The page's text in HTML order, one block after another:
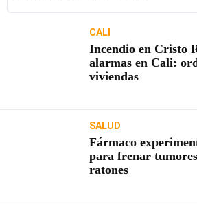
CALI
Incendio en Cristo
alarmas en Cali:
viviendas
SALUD
Fármaco
para frenar
ratones